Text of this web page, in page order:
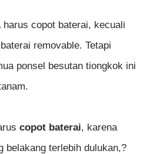
copot baterai, kecuali
removable. Tetapi
ponsel besutan tiongkok ini
copot baterai, karena
belakang terlebih dulukan,?